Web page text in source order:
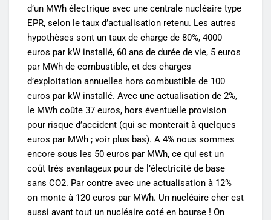
d’un MWh électrique avec une centrale nucléaire type
EPR, selon le taux d’actualisation retenu. Les autres
hypothèses sont un taux de charge de 80%, 4000
euros par kW installé, 60 ans de durée de vie, 5 euros
par MWh de combustible, et des charges
d’exploitation annuelles hors combustible de 100
euros par kW installé. Avec une actualisation de 2%,
le MWh coûte 37 euros, hors éventuelle provision
pour risque d’accident (qui se monterait à quelques
euros par MWh ; voir plus bas). A 4% nous sommes
encore sous les 50 euros par MWh, ce qui est un
coût très avantageux pour de l’électricité de base
sans CO2. Par contre avec une actualisation à 12%
on monte à 120 euros par MWh. Un nucléaire cher est
aussi avant tout un nucléaire coté en bourse ! On